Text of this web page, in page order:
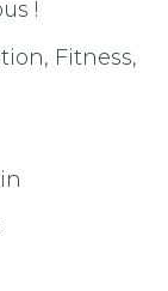
!
Fitness,